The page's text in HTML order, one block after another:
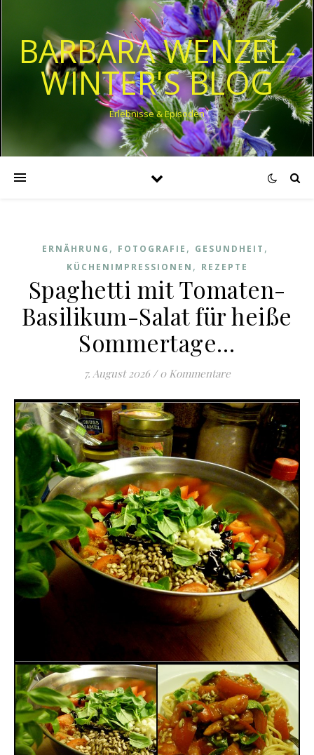
BARBARA WENZEL-
WINTER'S BLOG
Erlebnisse & Episoden
ERNÄHRUNG , FOTOGRAFIE , GESUNDHEIT ,
KÜCHENIMPRESSIONEN , REZEPTE
Spaghetti mit Tomaten-
Basilikum-Salat für heiße
Sommertage…
7. August 2026 / 0 Kommentare